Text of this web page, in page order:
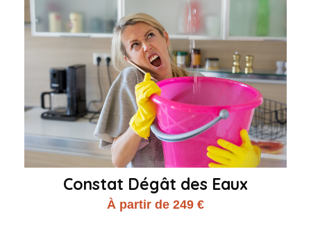
Constat Dégât des Eaux
À partir de 249 €